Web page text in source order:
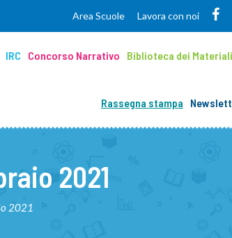
Area Scuole Lavora con noi
IRC Concorso Narrativo Biblioteca dei Materiali
Rassegna stampa
2021
2021